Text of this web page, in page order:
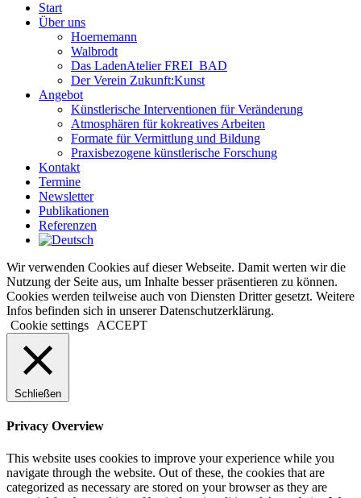
Start
Über uns
Hoernemann
Walbrodt
Das LadenAtelier FREI_BAD
Der Verein Zukunft:Kunst
Angebot
Künstlerische Interventionen für Veränderung
Atmosphären für kokreatives Arbeiten
Formate für Vermittlung und Bildung
Praxisbezogene künstlerische Forschung
Kontakt
Termine
Newsletter
Publikationen
Referenzen
Wir verwenden Cookies auf dieser Webseite. Damit werten wir die
Nutzung der Seite aus, um Inhalte besser präsentieren zu können.
Cookies werden teilweise auch von Diensten Dritter gesetzt. Weitere
Infos befinden sich in unserer Datenschutzerklärung.
Cookie settings
ACCEPT
Schließen
Privacy Overview
This website uses cookies to improve your experience while you
navigate through the website. Out of these, the cookies that are
categorized as necessary are stored on your browser as they are